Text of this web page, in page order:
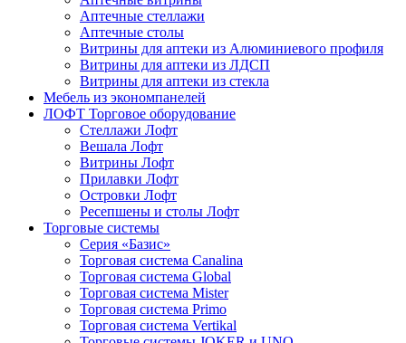
Аптечные стеллажи
Аптечные столы
Витрины для аптеки из Алюминиевого профиля
Витрины для аптеки из ЛДСП
Витрины для аптеки из стекла
Мебель из экономпанелей
ЛОФТ Торговое оборудование
Стеллажи Лофт
Вешала Лофт
Витрины Лофт
Прилавки Лофт
Островки Лофт
Ресепшены и столы Лофт
Торговые системы
Серия «Базис»
Торговая система Canalina
Торговая система Global
Торговая система Mister
Торговая система Primo
Торговая система Vertikal